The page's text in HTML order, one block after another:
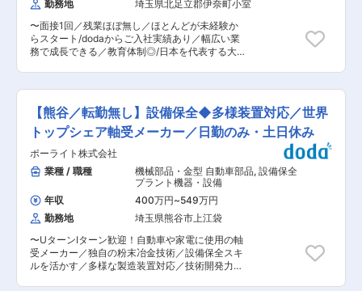
容：製造工程、生産管理、設計、品質、営業等 ■
組織構成： ・所属：東日本グループ ・熊谷勤
務：営業職1名、営業事務2名在籍 （本社勤務：営
業職10名、営業事務7名在籍） ■魅力： ・当社の
製品は全てオーダーメイド。顧客ニーズを汲み取
りながらオーダーメイド製品を提案するため、課
化する技術です。そのため材料に無駄がなく環境
に優しいため、カーボンニュートラルに向けてニ
ーズの高まりが期待されます。 ■当社の特徴：
金属粉末を圧縮し高温で焼き固める”粉末冶金製
法”の専門メーカーです。 軸受及び機械構造部品
が主要製品です。 特に自動車や電動工具、家電な
どの小型精密モーター用軸受で世界シェアトップ
クラスを誇ります。 変更の範囲：会社の定める業
務
勤務地
埼玉県北足立郡伊奈町小室
〜面接1回／残業ほぼ無し／ほとんどが未経験か
らスタート/dodaからご入社実績あり／幅広い業
務で成長できる／教育体制◎/日本を代表する大手
などの製作およびメンテナンスを行う仕事です。
製作図面をもとに、アルミや鉄などの素材を溶
接・切断・曲げ加工し、製品の基礎をつくりま
す。製品により、組立て・仕上げ・塗装などの工
程を経て完成させます。ポイントだけ抑えれば、
専門的な技術を必要としないため、初心者でも作
業しやすいのが特徴です。メンテナンス業務で
は、お客様先で設備の点検・修繕を行います。出
張は年2〜3回程度で、会津・仙台・豊橋・静岡な
どが中心。宿泊費・食事手当・残業手当・洗濯代
などの手当を支給いたします。 ■業務の特徴 毎
回異なる製品を扱うため、単調な繰り返しがな
く、常に新しい挑戦と成長を感じられる環境で
す。 ■入社後の流れ 入社後は3か月の研修期間を
設け、図面の読み方や溶接技術、安全面を基礎か
ら学びます。先輩社員がマンツーマンでフォロー
【熊谷／転勤無し】設備保全◆多様装置対応／世界
トップシェア軸受メーカー／日勤のみ・土日休み
ポーライト株式会社
業種 / 職種
機械部品・金型 自動車部品, 設備保全
プラント機器・設備
年収
400万円~549万円
勤務地
埼玉県熊谷市上江袋
〜UターンIターン歓迎！自動車や家電に使用の軸
受メーカー／独自の粉末冶金技術／設備保全スキ
ルを活かす／多様な製造装置対応／技術開発力重